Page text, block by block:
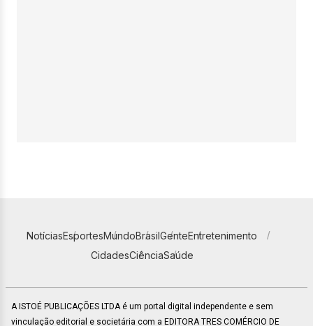
NotíciasEsportesMundoBrasilGenteEntretenimento
CidadesCiênciaSaúde
A ISTOÉ PUBLICAÇÕES LTDA é um portal digital independente e sem
vinculação editorial e societária com a EDITORA TRES COMÉRCIO DE